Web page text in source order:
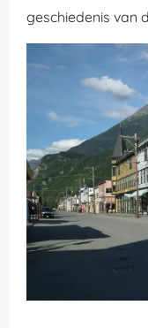
geschiedenis van